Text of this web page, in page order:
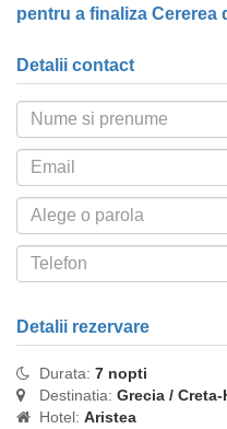
pentru a finaliza Cererea
Detalii contact
Detalii rezervare
Durata: 7 nopti
Destinatia: Grecia /
Hotel: Aristea